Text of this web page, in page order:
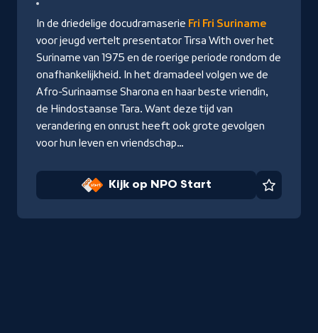
Start
In de driedelige docudramaserie Fri Fri Suriname
voor jeugd vertelt presentator Tirsa With over het
Suriname van 1975 en de roerige periode rondom de
onafhankelijkheid. In het dramadeel volgen we de
Afro-Surinaamse Sharona en haar beste vriendin,
de Hindostaanse Tara. Want deze tijd van
verandering en onrust heeft ook grote gevolgen
voor hun leven en vriendschap…
Kijk op NPO Start